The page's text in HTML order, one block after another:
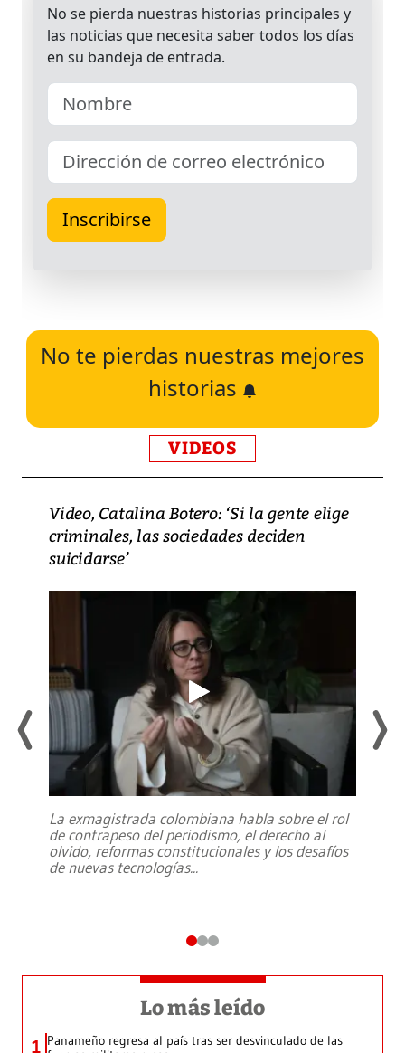
No te pierdas nuestras mejores
historias
VIDEOS
Video, Catalina Botero: ‘Si la gente elige
criminales, las sociedades deciden
suicidarse’
La exmagistrada colombiana habla sobre el rol
de contrapeso del periodismo, el derecho al
olvido, reformas constitucionales y los desafíos
de nuevas tecnologías...
Lo más leído
1 Panameño regresa al país tras ser desvinculado de las